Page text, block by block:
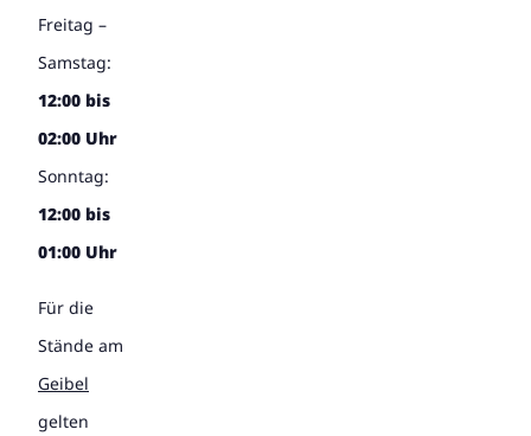
Freitag –
Samstag:
12:00 bis
02:00 Uhr
Sonntag:
12:00 bis
01:00 Uhr
Für die
Stände am
Geibel
gelten